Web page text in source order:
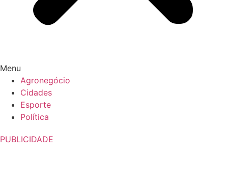
Menu
Agronegócio
Cidades
Esporte
Política
PUBLICIDADE